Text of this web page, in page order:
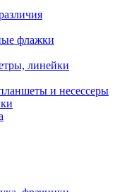
флажки
линейки
и несессеры